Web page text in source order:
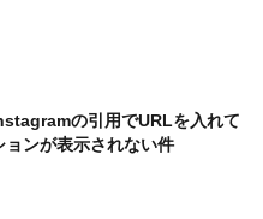
の引用でURLを入れて
ョンが表示されない件